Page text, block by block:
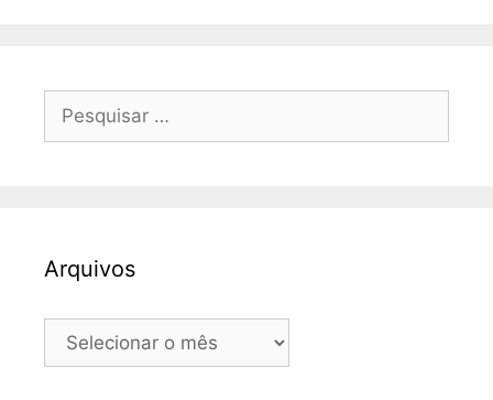
por:
Arquivos
Arquivos